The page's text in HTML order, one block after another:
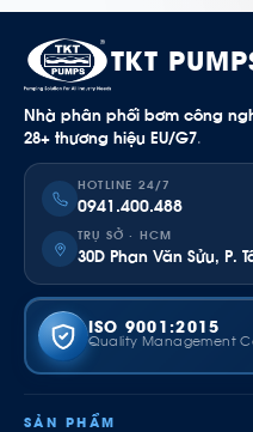
TKT
Nhà phân phối bơm công
28+ thương hiệu EU/G7.
HOTLINE 24/7
0941.400.488
TRỤ SỞ · HCM
30D Phan Văn Sửu, P.
ISO 9001:2015
Quality Management
SẢN PHẨM